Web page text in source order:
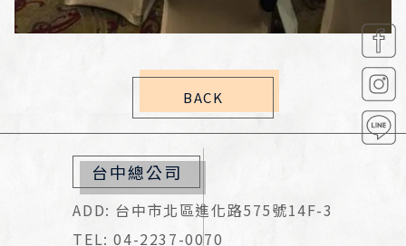
BACK
台中總公司
ADD: 台中市北區進化路575號14F-3
TEL: 04-2237-0070